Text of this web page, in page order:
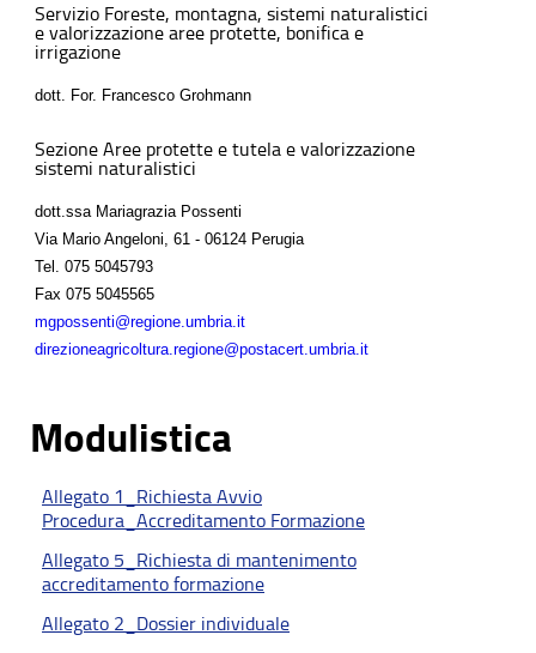
Servizio Foreste, montagna, sistemi naturalistici
e valorizzazione aree protette, bonifica e
irrigazione
dott. For. Francesco Grohmann
Sezione Aree protette e tutela e valorizzazione
sistemi naturalistici
dott.ssa Mariagrazia Possenti
Via Mario Angeloni, 61 - 06124 Perugia
Tel.
075 5045793
Fax 075 5045565
mgpossenti@regione.umbria.it
direzioneagricoltura.regione@postacert.umbria.it
Modulistica
Allegato 1_Richiesta Avvio
Procedura_Accreditamento Formazione
Allegato 5_Richiesta di mantenimento
accreditamento formazione
Allegato 2_Dossier individuale